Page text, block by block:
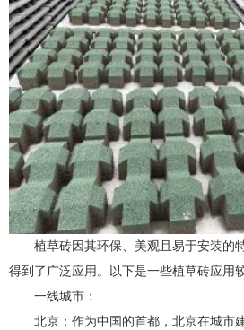
植草砖因其环保、美观且易于安装的
得到了广泛应用。以下是一些植草砖应用
一线城市：
北京：作为中国的首都，北京在城市